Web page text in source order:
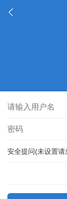
安全提问(未设置请